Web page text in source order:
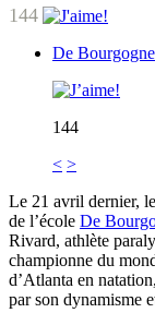
144
De Bourgogne
144
< >
Le 21 avril dernier,
de l’école De
Rivard, athlète
championne du
d’Atlanta en
par son dynamisme